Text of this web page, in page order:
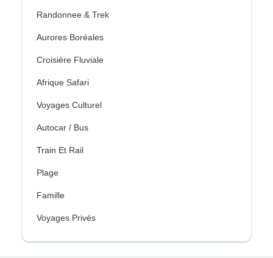
Randonnee & Trek
Aurores Boréales
Croisière Fluviale
Afrique Safari
Voyages Culturel
Autocar / Bus
Train Et Rail
Plage
Famille
Voyages Privés